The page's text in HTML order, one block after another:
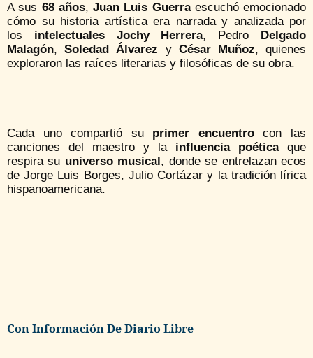
A sus 68 años, Juan Luis Guerraescuchó emocionado
cómo su historia artística era narrada y analizada por
los intelectuales Jochy Herrera, Pedro Delgado
Malagón,Soledad Álvarez y César Muñoz, quienes
exploraron las raíces literarias y filosóficas de su obra.
Cada uno compartió su primer encuentrocon las
canciones del maestro y la influencia poéticaque
respira su universo musical, donde se entrelazan ecos
de Jorge Luis Borges, Julio Cortázar y la tradición lírica
hispanoamericana.
Con Información De Diario Libre